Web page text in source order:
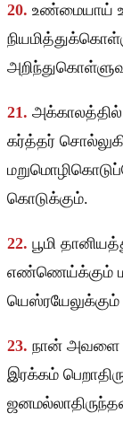
20. உண்மையாய்
21.
கர்த்தர்
கொடுக்கும்.
22. பூமி
எண்ணெய்க்கும்
23. நான் அவளை
இரக்கம்